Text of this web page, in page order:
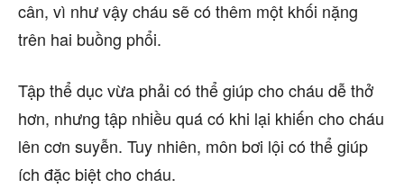
cân, vì như vậy cháu sẽ có thêm một khối nặng
trên hai buồng phổi.
Tập thể dục vừa phải có thể giúp cho cháu dễ thở
hơn, nhưng tập nhiều quá có khi lại khiến cho cháu
lên cơn suyễn. Tuy nhiên, môn bơi lội có thể giúp
ích đặc biệt cho cháu.